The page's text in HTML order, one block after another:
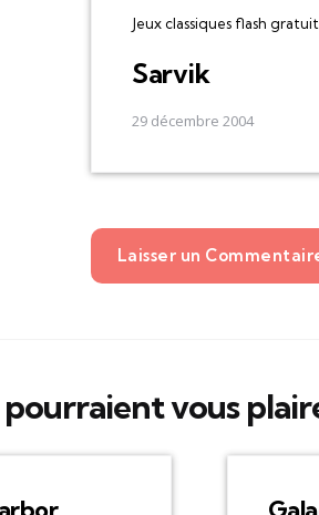
Jeux classiques flash gratuit
Sarvik
29 décembre 2004
Laisser un
pourraient vous